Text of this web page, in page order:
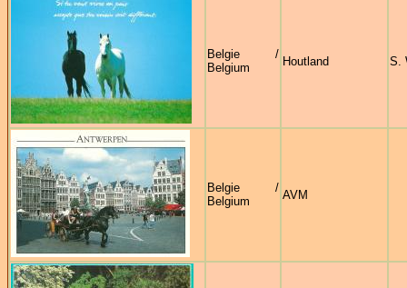
Belgie /
Belgium
Houtland S.
Belgie /
Belgium
AVM